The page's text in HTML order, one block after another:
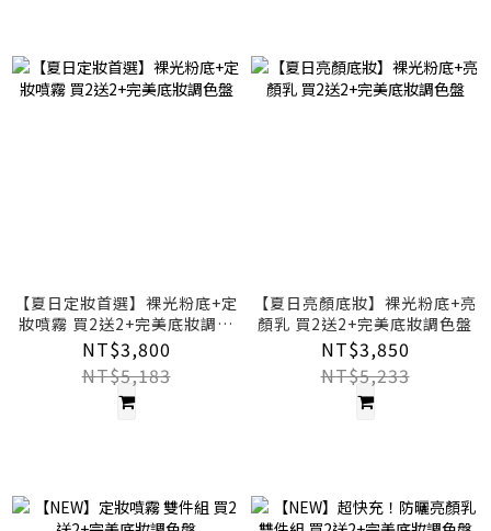
【夏日定妝首選】裸光粉底+定
妝噴霧 買2送2+完美底妝調色
盤
NT$3,800
NT$5,183
【夏日亮顏底妝】裸光粉底+亮
顏乳 買2送2+完美底妝調色盤
NT$3,850
NT$5,233